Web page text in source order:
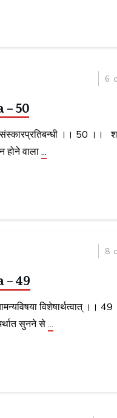
6
– 50
।। 50 ।।
होने वाला ...
8
– 49
विशेषार्थत्वात् ।।
सुनने से ...